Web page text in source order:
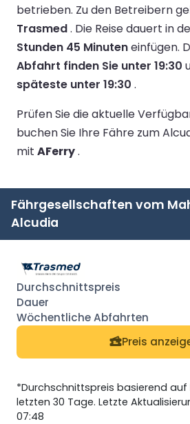
betrieben. Zu den Betreibern
Trasmed. Die Reise dauert in
Stunden 45 Minuteneinfügen.
Abfahrt finden Sie unter 19:30
späteste unter 19:30 .
Prüfen Sie die aktuelle
buchen Sie Ihre Fähre zum
mit AFerry.
Fährgesellschaften vom
Alcudia
Preis
*Durchschnittspreis basierend
letzten 30 Tage. Letzte
07:48